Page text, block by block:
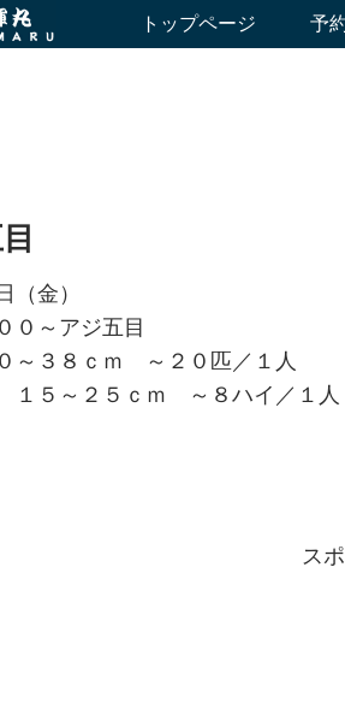
トップページ 予
（金）
０～アジ五目
～３８ｃｍ ～２０匹／１人
１５～２５ｃｍ ～８ハイ／１人
ス